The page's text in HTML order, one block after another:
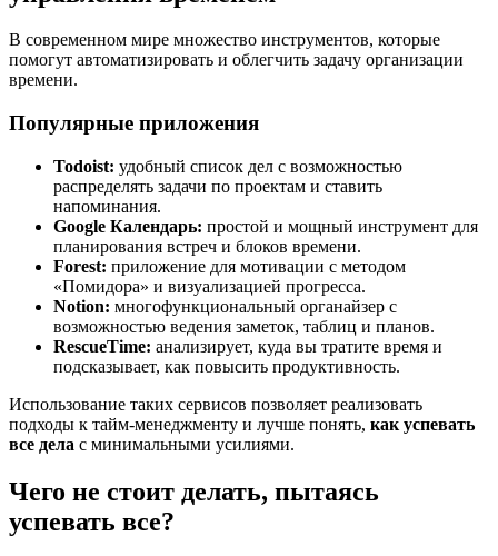
В современном мире множество инструментов, которые
помогут автоматизировать и облегчить задачу организации
времени.
Популярные приложения
Todoist: удобный список дел с возможностью
распределять задачи по проектам и ставить
напоминания.
Google Календарь: простой и мощный инструмент для
планирования встреч и блоков времени.
Forest: приложение для мотивации с методом
«Помидора» и визуализацией прогресса.
Notion: многофункциональный органайзер с
возможностью ведения заметок, таблиц и планов.
RescueTime: анализирует, куда вы тратите время и
подсказывает, как повысить продуктивность.
Использование таких сервисов позволяет реализовать
подходы к тайм-менеджменту и лучше понять, как успевать
все дела с минимальными усилиями.
Чего не стоит делать, пытаясь
успевать все?